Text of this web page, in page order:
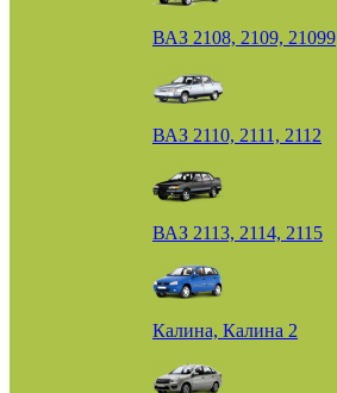
ВАЗ 2108, 2109, 21099
ВАЗ 2110, 2111, 2112
ВАЗ 2113, 2114, 2115
Калина, Калина 2